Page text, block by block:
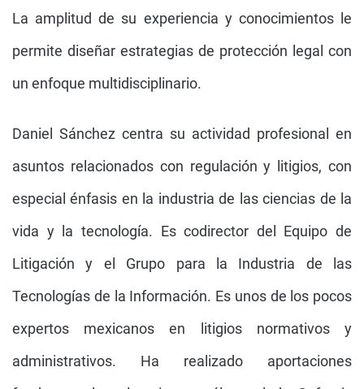
La amplitud de su experiencia y conocimientos le
permite diseñar estrategias de protección legal con
un enfoque multidisciplinario.
Daniel Sánchez centra su actividad profesional en
asuntos relacionados con regulación y litigios, con
especial énfasis en la industria de las ciencias de la
vida y la tecnología. Es codirector del Equipo de
Litigación y el Grupo para la Industria de las
Tecnologías de la Información. Es unos de los pocos
expertos mexicanos en litigios normativos y
administrativos. Ha realizado aportaciones